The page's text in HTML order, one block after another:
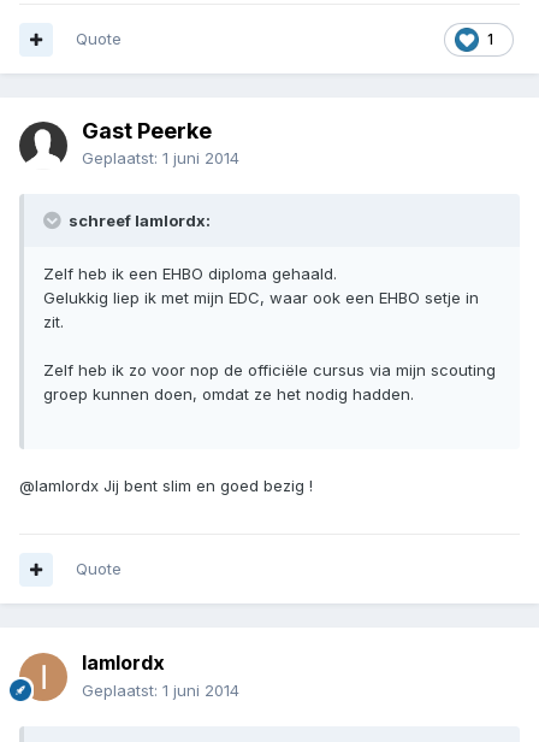
1
Quote
Gast Peerke
Geplaatst: 1 juni 2014
schreef Iamlordx:
Zelf heb ik een EHBO diploma gehaald.
Gelukkig liep ik met mijn EDC, waar ook een EHBO setje in
zit.
Zelf heb ik zo voor nop de officiële cursus via mijn scouting
groep kunnen doen, omdat ze het nodig hadden.
@lamlordx Jij bent slim en goed bezig !
Quote
Iamlordx
Geplaatst: 1 juni 2014